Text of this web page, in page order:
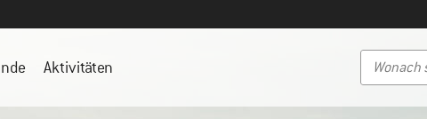
Aktivitäten